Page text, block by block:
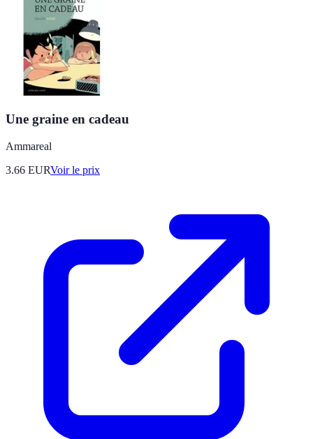
Une graine en cadeau
Ammareal
3.66 EURVoir le prix